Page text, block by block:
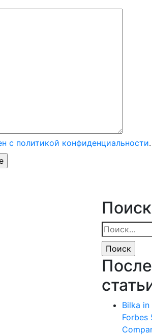
с политикой конфиденциальности.
Поиск
Найти:
Bilka
Forbes